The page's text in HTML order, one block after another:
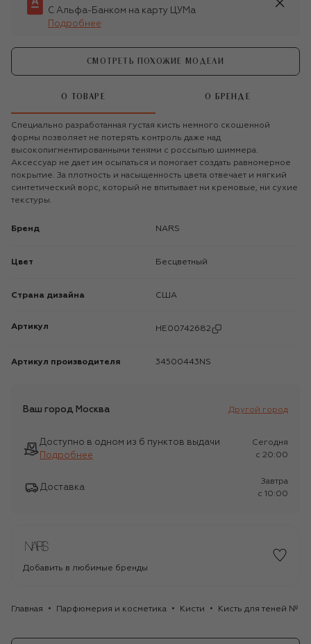
С Альфа-Банком на карту ЦУМа
Подробнее
СМОТРЕТЬ ПОХОЖИЕ МОДЕЛИ
О ТОВАРЕ О БРЕНДЕ
Специально разработанная густая кисть немного скошенной
формы позволяет не потерять контроль даже над
высокопигментированными тенями с россыпью шиммера.
Аксессуар не дает им осыпаться и помогает создать равномерное
покрытие. За плотность и насыщенность цвета отвечает и мягкий
синтетический ворс, который не впитывает ни кремовые, ни сухие
текстуры.
Бренд NARS
Цвет Бесцветный
Страна дизайна США
Артикул HE00742682
Артикул производителя 34500443NS
Ваш город Москва Другой город
Доступно в одном из 6 пунктов выдачи
Подробнее
Сегодня
c 20:00
Доставка
Завтра
c 10:00
Добавить в любимые бренды
Главная Парфюмерия и косметика Кисти Кисть для теней №